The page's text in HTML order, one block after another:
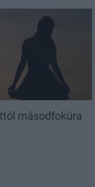
másodfokúra